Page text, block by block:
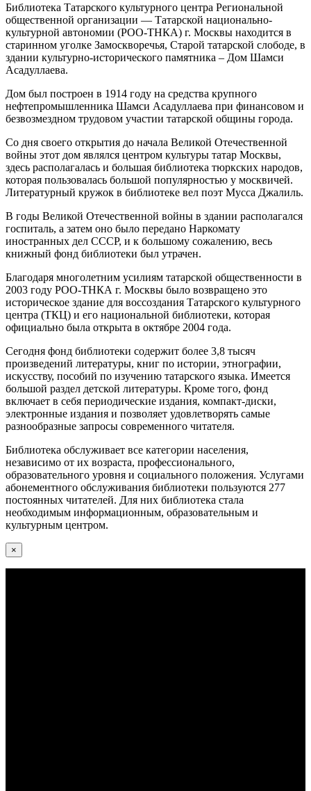
Библиотека Татарского культурного центра Региональной
общественной организации — Татарской национально-
культурной автономии (РОО-ТНКА) г. Москвы находится в
старинном уголке Замоскворечья, Старой татарской слободе, в
здании культурно-исторического памятника – Дом Шамси
Асадуллаева.
Дом был построен в 1914 году на средства крупного
нефтепромышленника Шамси Асадуллаева при финансовом и
безвозмездном трудовом участии татарской общины города.
Со дня своего открытия до начала Великой Отечественной
войны этот дом являлся центром культуры татар Москвы,
здесь располагалась и большая библиотека тюркских народов,
которая пользовалась большой популярностью у москвичей.
Литературный кружок в библиотеке вел поэт Мусса Джалиль.
В годы Великой Отечественной войны в здании располагался
госпиталь, а затем оно было передано Наркомату
иностранных дел СССР, и к большому сожалению, весь
книжный фонд библиотеки был утрачен.
Благодаря многолетним усилиям татарской общественности в
2003 году РОО-ТНКА г. Москвы было возвращено это
историческое здание для воссоздания Татарского культурного
центра (ТКЦ) и его национальной библиотеки, которая
официально была открыта в октябре 2004 года.
Сегодня фонд библиотеки содержит более 3,8 тысяч
произведений литературы, книг по истории, этнографии,
искусству, пособий по изучению татарского языка. Имеется
большой раздел детской литературы. Кроме того, фонд
включает в себя периодические издания, компакт-диски,
электронные издания и позволяет удовлетворять самые
разнообразные запросы современного читателя.
Библиотека обслуживает все категории населения,
независимо от их возраста, профессионального,
образовательного уровня и социального положения. Услугами
абонементного обслуживания библиотеки пользуются 277
постоянных читателей. Для них библиотека стала
необходимым информационным, образовательным и
культурным центром.
×